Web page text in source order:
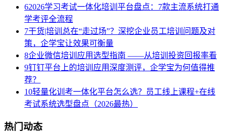
62026学习考试一体化培训平台盘点：7款主流系统打通
学考评全流程
7干货|培训总在“走过场”？深挖企业员工培训问题及对
策，企学宝让效果可衡量
8企业微信培训应用选型指南 ——从培训投资回报率看
9钉钉平台上的培训应用深度测评，企学宝为何值得推
荐？
10轻量化训考一体化平台怎么选？员工线上课程+在线
考试系统选型盘点（2026最热）
热门动态